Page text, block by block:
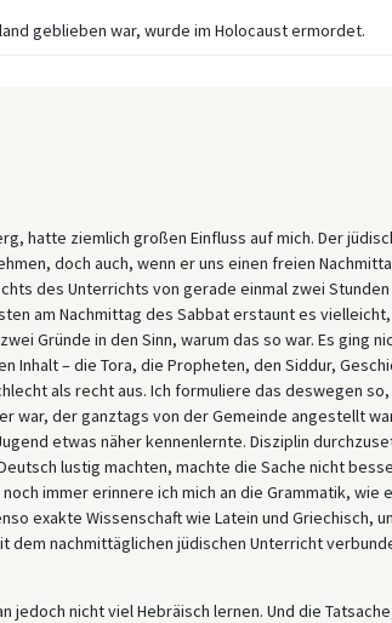
geblieben war, wurde im Holocaust ermordet.
hatte ziemlich großen Einfluss auf mich. Der
doch auch, wenn er uns einen freien
des Unterrichts von gerade einmal zwei
am Nachmittag des Sabbat erstaunt es
Gründe in den Sinn, warum das so war. Es ging
Inhalt – die Tora, die Propheten, den Siddur,
als recht aus. Ich formuliere das deswegen
war, der ganztags von der Gemeinde angestellt
etwas näher kennenlernte. Disziplin
lustig machten, machte die Sache nicht
immer erinnere ich mich an die Grammatik, wie
exakte Wissenschaft wie Latein und Griechisch,
dem nachmittäglichen jüdischen Unterricht
jedoch nicht viel Hebräisch lernen. Und die